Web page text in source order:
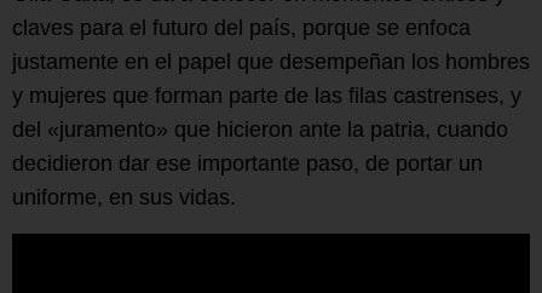
claves para el futuro del país, porque se enfoca
justamente en el papel que desempeñan los hombres
y mujeres que forman parte de las filas castrenses, y
del «juramento» que hicieron ante la patria, cuando
decidieron dar ese importante paso, de portar un
uniforme, en sus vidas.